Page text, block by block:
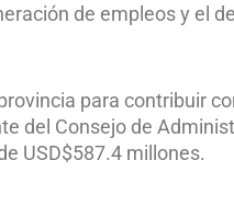
de empleos y el
para contribuir
del Consejo de
USD$587.4 millones.